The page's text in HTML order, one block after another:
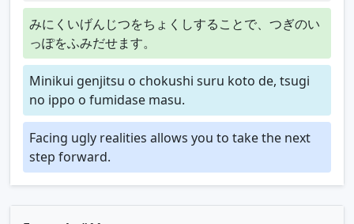
みにくいげんじつをちょくしすることで、つぎのい
っぽをふみだせます。
Minikui genjitsu o chokushi suru koto de, tsugi
no ippo o fumidase masu.
Facing ugly realities allows you to take the next
step forward.